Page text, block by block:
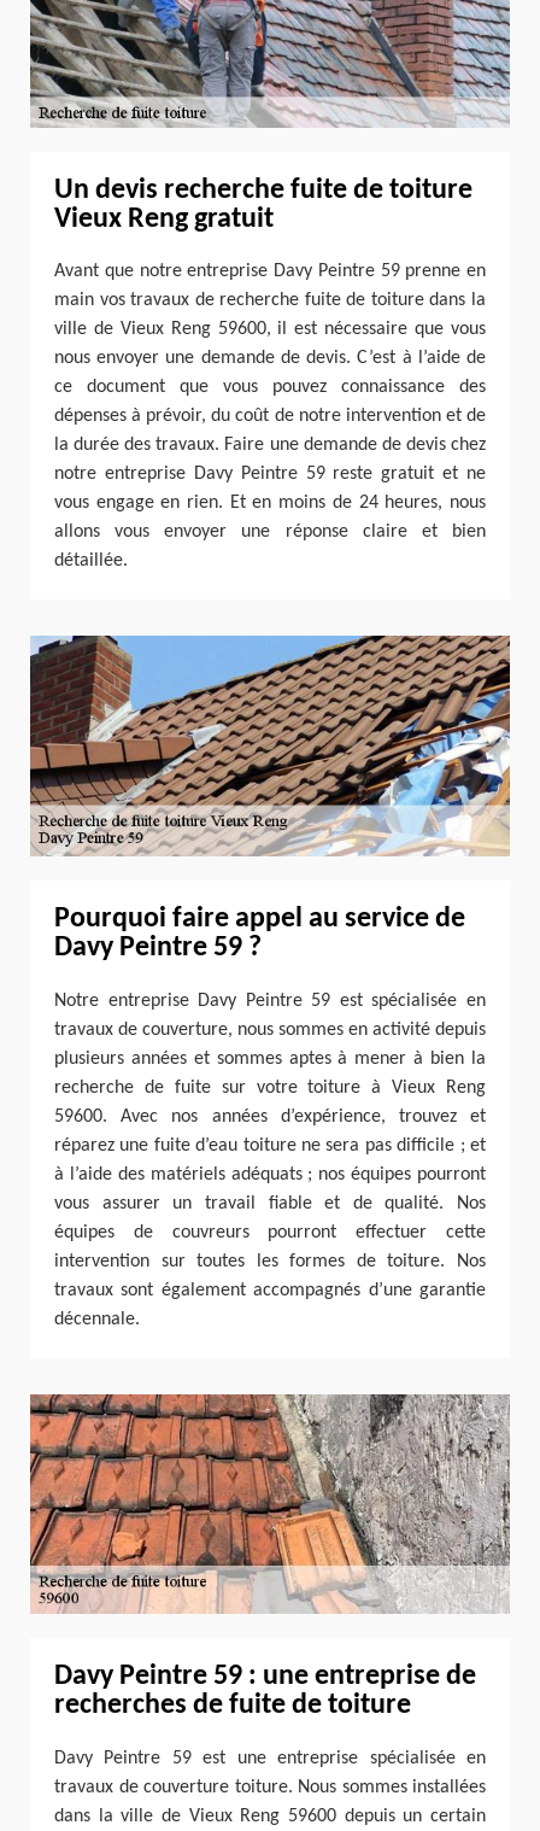
Un devis recherche fuite de toiture
Vieux Reng gratuit
Avant que notre entreprise Davy Peintre 59 prenne en
main vos travaux de recherche fuite de toiture dans la
ville de Vieux Reng 59600, il est nécessaire que vous
nous envoyer une demande de devis. C’est à l’aide de
ce document que vous pouvez connaissance des
dépenses à prévoir, du coût de notre intervention et de
la durée des travaux. Faire une demande de devis chez
notre entreprise Davy Peintre 59 reste gratuit et ne
vous engage en rien. Et en moins de 24 heures, nous
allons vous envoyer une réponse claire et bien
détaillée.
Pourquoi faire appel au service de
Davy Peintre 59 ?
Notre entreprise Davy Peintre 59 est spécialisée en
travaux de couverture, nous sommes en activité depuis
plusieurs années et sommes aptes à mener à bien la
recherche de fuite sur votre toiture à Vieux Reng
59600. Avec nos années d’expérience, trouvez et
réparez une fuite d’eau toiture ne sera pas difficile ; et
à l’aide des matériels adéquats ; nos équipes pourront
vous assurer un travail fiable et de qualité. Nos
équipes de couvreurs pourront effectuer cette
intervention sur toutes les formes de toiture. Nos
travaux sont également accompagnés d’une garantie
décennale.
Davy Peintre 59 : une entreprise de
recherches de fuite de toiture
Davy Peintre 59 est une entreprise spécialisée en
travaux de couverture toiture. Nous sommes installées
dans la ville de Vieux Reng 59600 depuis un certain